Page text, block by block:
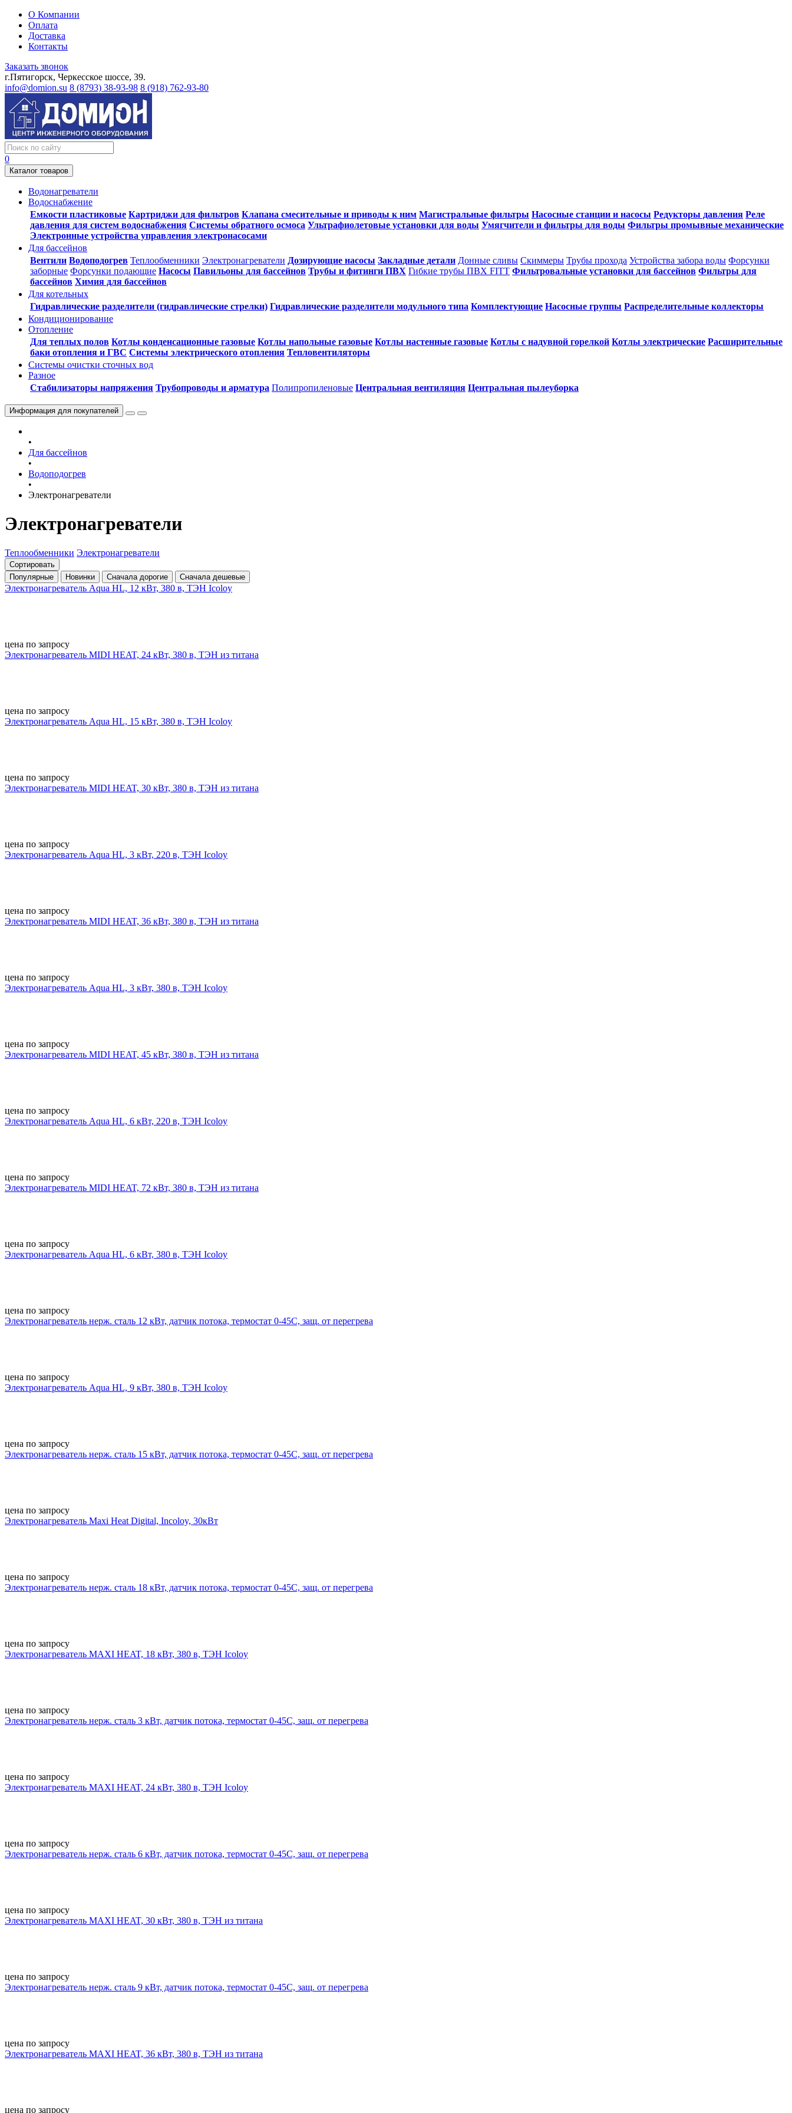
О Компании
Оплата
Доставка
Контакты
Заказать звонок
г.Пятигорск, Черкесское шоссе, 39.
info@domion.su 8 (8793) 38-93-98 8 (918) 762-93-80
0
Каталог товаров
Водонагреватели
Водоснабжение
Емкости пластиковые Картриджи для фильтров Клапана смесительные и приводы к ним Магистральные фильтры Насосные станции и насосы Редукторы давления Реле
давления для систем водоснабжения Системы обратного осмоса Ультрафиолетовые установки для воды Умягчители и фильтры для воды Фильтры промывные механические
Электронные устройства управления электронасосами
Для бассейнов
Вентили Водоподогрев Теплообменники Электронагреватели Дозирующие насосы Закладные детали Донные сливы Скиммеры Трубы прохода Устройства забора воды Форсунки
заборные Форсунки подающие Насосы Павильоны для бассейнов Трубы и фитинги ПВХ Гибкие трубы ПВХ FITT Фильтровальные установки для бассейнов Фильтры для
бассейнов Химия для бассейнов
Для котельных
Гидравлические разделители (гидравлические стрелки) Гидравлические разделители модульного типа Комплектующие Насосные группы Распределительные коллекторы
Кондиционирование
Отопление
Для теплых полов Котлы конденсационные газовые Котлы напольные газовые Котлы настенные газовые Котлы с надувной горелкой Котлы электрические Расширительные
баки отопления и ГВС Системы электрического отопления Тепловентиляторы
Системы очистки сточных вод
Разное
Стабилизаторы напряжения Трубопроводы и арматура Полипропиленовые Центральная вентиляция Центральная пылеуборка
Информация для покупателей
•
Для бассейнов
•
Водоподогрев
•
Электронагреватели
Электронагреватели
Теплообменники Электронагреватели
Сортировать
Популярные
Новинки Сначала дорогие Сначала дешевые
Электронагреватель Aqua HL, 12 кВт, 380 в, ТЭН Icoloy
цена по запросу
Электронагреватель MIDI HEAT, 24 кВт, 380 в, ТЭН из титана
цена по запросу
Электронагреватель Aqua HL, 15 кВт, 380 в, ТЭН Icoloy
цена по запросу
Электронагреватель MIDI HEAT, 30 кВт, 380 в, ТЭН из титана
цена по запросу
Электронагреватель Aqua HL, 3 кВт, 220 в, ТЭН Icoloy
цена по запросу
Электронагреватель MIDI HEAT, 36 кВт, 380 в, ТЭН из титана
цена по запросу
Электронагреватель Aqua HL, 3 кВт, 380 в, ТЭН Icoloy
цена по запросу
Электронагреватель MIDI HEAT, 45 кВт, 380 в, ТЭН из титана
цена по запросу
Электронагреватель Aqua HL, 6 кВт, 220 в, ТЭН Icoloy
цена по запросу
Электронагреватель MIDI HEAT, 72 кВт, 380 в, ТЭН из титана
цена по запросу
Электронагреватель Aqua HL, 6 кВт, 380 в, ТЭН Icoloy
цена по запросу
Электронагреватель нерж. сталь 12 кВт, датчик потока, термостат 0-45С, защ. от перегрева
цена по запросу
Электронагреватель Aqua HL, 9 кВт, 380 в, ТЭН Icoloy
цена по запросу
Электронагреватель нерж. сталь 15 кВт, датчик потока, термостат 0-45С, защ. от перегрева
цена по запросу
Электронагреватель Maxi Heat Digital, Incoloy, 30кВт
цена по запросу
Электронагреватель нерж. сталь 18 кВт, датчик потока, термостат 0-45С, защ. от перегрева
цена по запросу
Электронагреватель MAXI HEAT, 18 кВт, 380 в, ТЭН Icoloy
цена по запросу
Электронагреватель нерж. сталь 3 кВт, датчик потока, термостат 0-45С, защ. от перегрева
цена по запросу
Электронагреватель MAXI HEAT, 24 кВт, 380 в, ТЭН Icoloy
цена по запросу
Электронагреватель нерж. сталь 6 кВт, датчик потока, термостат 0-45С, защ. от перегрева
цена по запросу
Электронагреватель MAXI HEAT, 30 кВт, 380 в, ТЭН из титана
цена по запросу
Электронагреватель нерж. сталь 9 кВт, датчик потока, термостат 0-45С, защ. от перегрева
цена по запросу
Электронагреватель MAXI HEAT, 36 кВт, 380 в, ТЭН из титана
цена по запросу